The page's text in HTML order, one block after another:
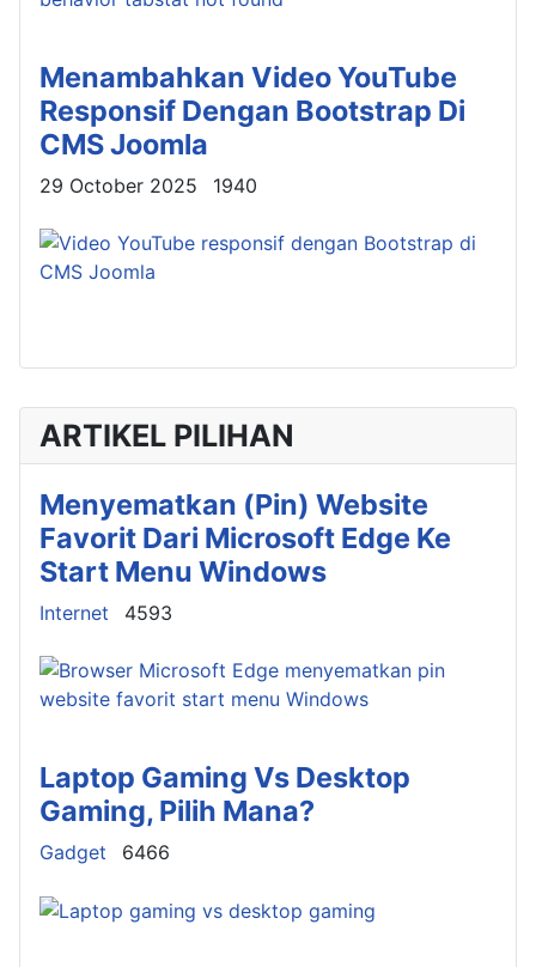
ARTIKEL PILIHAN
Menyematkan (Pin) Website
Favorit Dari Microsoft Edge Ke
Start Menu Windows
Details
Internet 4593
Laptop Gaming Vs Desktop
Gaming, Pilih Mana?
Details
Gadget 6466
Menambahkan Video YouTube
Responsif Dengan Bootstrap Di
CMS Joomla
Details
29 October 2025 1940